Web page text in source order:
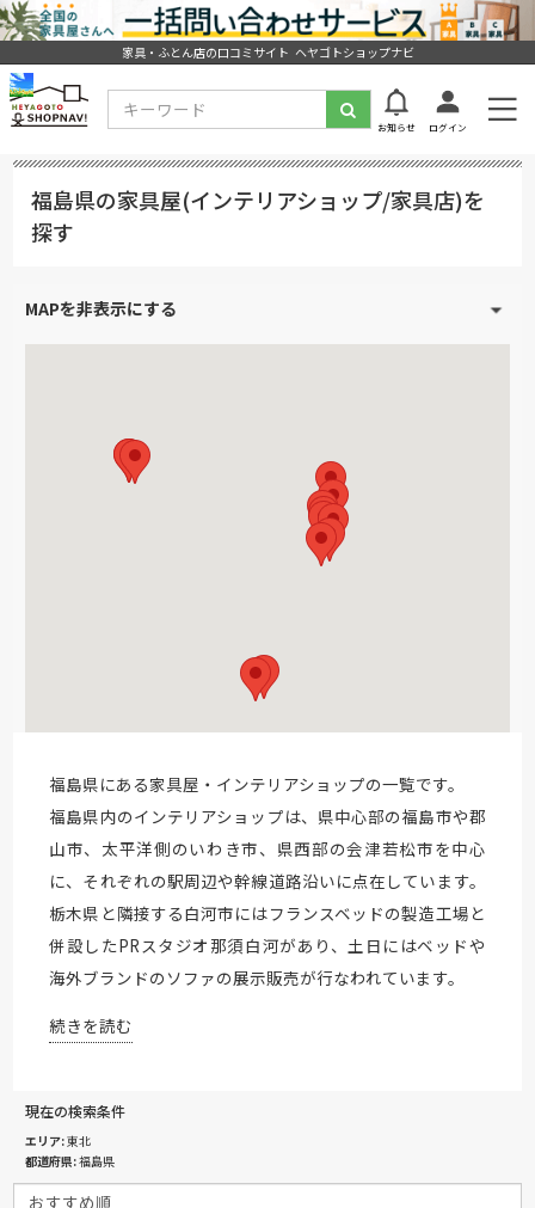
家具・ふとん店の口コミサイト ヘヤゴトショップナビ
お知らせ ログイン
福島県の家具屋(インテリアショップ/家具店)を
探す
福島県にある家具屋・インテリアショップの一覧です。
福島県内のインテリアショップは、県中心部の福島市や郡
山市、太平洋側のいわき市、県西部の会津若松市を中心
に、それぞれの駅周辺や幹線道路沿いに点在しています。
栃木県と隣接する白河市にはフランスベッドの製造工場と
併設したPRスタジオ那須白河があり、土日にはベッドや
海外ブランドのソファの展示販売が行なわれています。
続きを読む
現在の検索条件
エリア 東北
都道府県 福島県